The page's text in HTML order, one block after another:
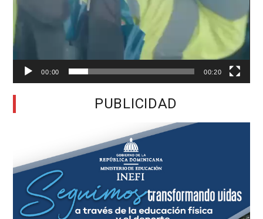
00:00 00:20
PUBLICIDAD